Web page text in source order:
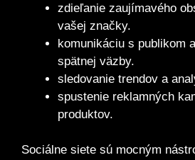
zdieľanie zaujímavého
vašej značky.
komunikáciu s publikom
spätnej väzby.
sledovanie trendov a
spustenie reklamných
produktov.
Sociálne siete sú mocným